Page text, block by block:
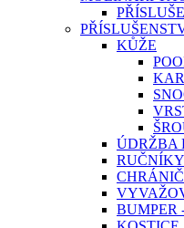
KŮŽE
ÚDRŽBA
RUČNÍKY
BUMPER